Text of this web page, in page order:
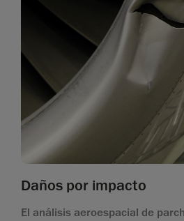
Daños por impacto
El análisis aeroespacial de